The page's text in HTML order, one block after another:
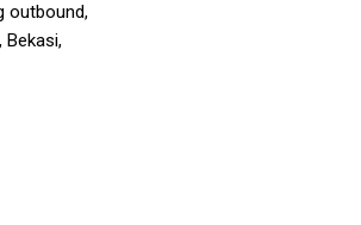
outbound,
Bekasi,